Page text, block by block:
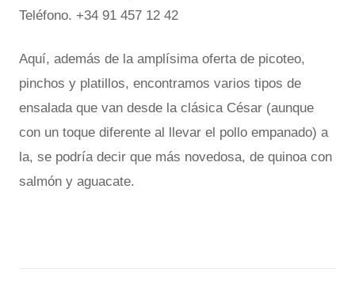
Teléfono. +34 91 457 12 42
Aquí, además de la amplísima oferta de picoteo,
pinchos y platillos, encontramos varios tipos de
ensalada que van desde la clásica César (aunque
con un toque diferente al llevar el pollo empanado) a
la, se podría decir que más novedosa, de quinoa con
salmón y aguacate.